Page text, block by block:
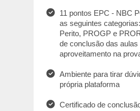
11 pontos EPC - NBC
as seguintes
Perito, PROGP e
de conclusão das aulas
aproveitamento na
Ambiente para tirar
própria plataforma
Certificado de